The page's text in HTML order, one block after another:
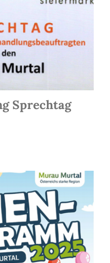
Sprechtag